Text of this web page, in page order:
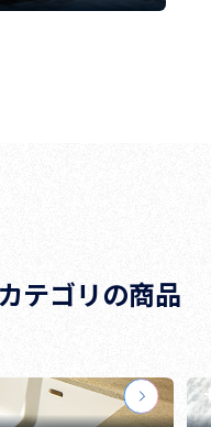
テゴリの商品